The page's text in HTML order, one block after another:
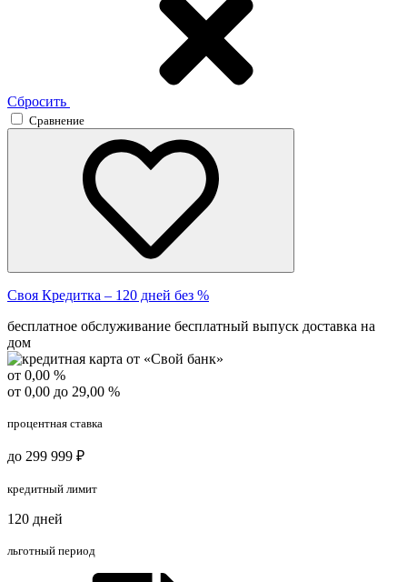
Сбросить
Сравнение
Своя Кредитка – 120 дней без %
бесплатное обслуживание бесплатный выпуск доставка на
дом
от 0,00 %
от 0,00 до 29,00 %
процентная ставка
до 299 999 ₽
кредитный лимит
120 дней
льготный период